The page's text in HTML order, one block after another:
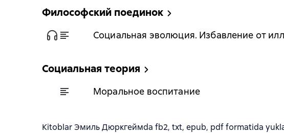
Философский поединок
Социальная эволюция. Избавление от
Социальная теория
Моральное воспитание
Kitoblar Эмиль Дюркгеймda fb2, txt, epub, pdf formatida